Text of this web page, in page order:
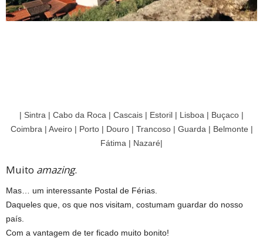
| Sintra | Cabo da Roca | Cascais | Estoril | Lisboa | Buçaco |
Coimbra | Aveiro | Porto | Douro | Trancoso | Guarda | Belmonte |
Fátima | Nazaré|
Muito amazing.
Mas… um interessante Postal de Férias.
Daqueles que, os que nos visitam, costumam guardar do nosso
país.
Com a vantagem de ter ficado muito bonito!